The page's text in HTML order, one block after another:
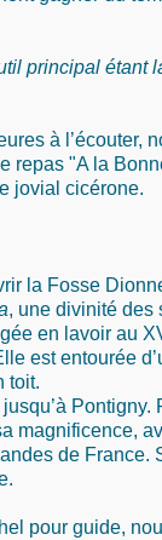
principal étant
à l’écouter,
repas "A la
jovial cicérone.
la Fosse
, une divinité des
en lavoir au
est entourée
toit.
magnificence,
de
pour guide,